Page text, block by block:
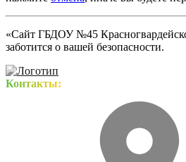
«Сайт ГБДОУ №45
заботится о вашей безопасности.
Контакты: